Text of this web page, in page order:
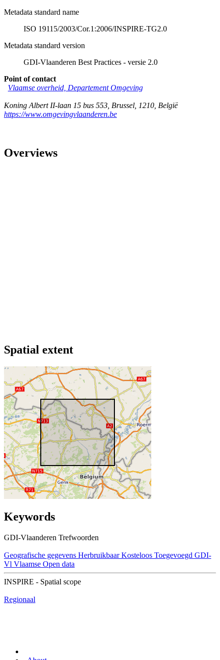
Metadata standard name
ISO 19115/2003/Cor.1:2006/INSPIRE-TG2.0
Metadata standard version
GDI-Vlaanderen Best Practices - versie 2.0
Point of contact
Vlaamse overheid, Departement Omgeving
Koning Albert II-laan 15 bus 553 Brussel 1210 België
https://www.omgevingvlaanderen.be
Overviews
Spatial extent
Keywords
GDI-Vlaanderen Trefwoorden
Geografische gegevens Herbruikbaar Kosteloos Toegevoegd GDI-
Vl Vlaamse Open data
INSPIRE - Spatial scope
Regionaal